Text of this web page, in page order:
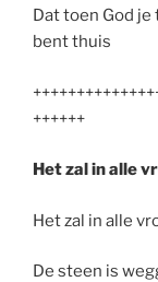
Dat toen God
bent thuis
++++++
Het zal in alle
Het zal in alle
De steen is